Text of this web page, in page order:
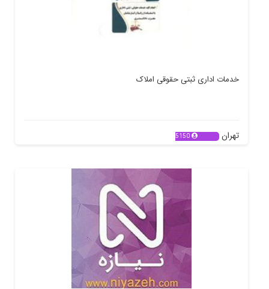
خدمات اداری ثبتی حقوقی املاک
تهران 5150